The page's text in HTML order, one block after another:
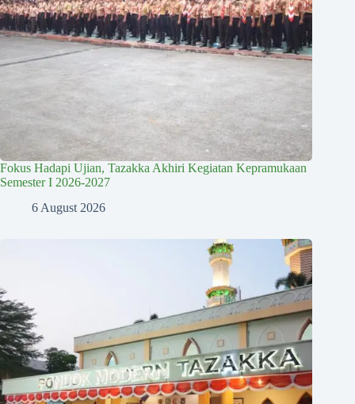
Fokus Hadapi Ujian, Tazakka Akhiri Kegiatan Kepramukaan
Semester I 2026-2027
6 August 2026